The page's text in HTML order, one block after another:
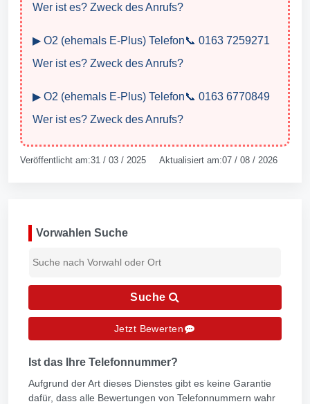
Wer ist es? Zweck des Anrufs?
▶ O2 (ehemals E-Plus) Telefon📞 0163 7259271
Wer ist es? Zweck des Anrufs?
▶ O2 (ehemals E-Plus) Telefon📞 0163 6770849
Wer ist es? Zweck des Anrufs?
Veröffentlicht am:31 / 03 / 2025 Aktualisiert am:07 / 08 / 2026
Vorwahlen Suche
Suche
Jetzt Bewerten
Ist das Ihre Telefonnummer?
Aufgrund der Art dieses Dienstes gibt es keine Garantie
dafür, dass alle Bewertungen von Telefonnummern wahr